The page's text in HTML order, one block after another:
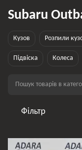
Subaru
Кузов Розпили
Підвіска Колеса
Фільтр